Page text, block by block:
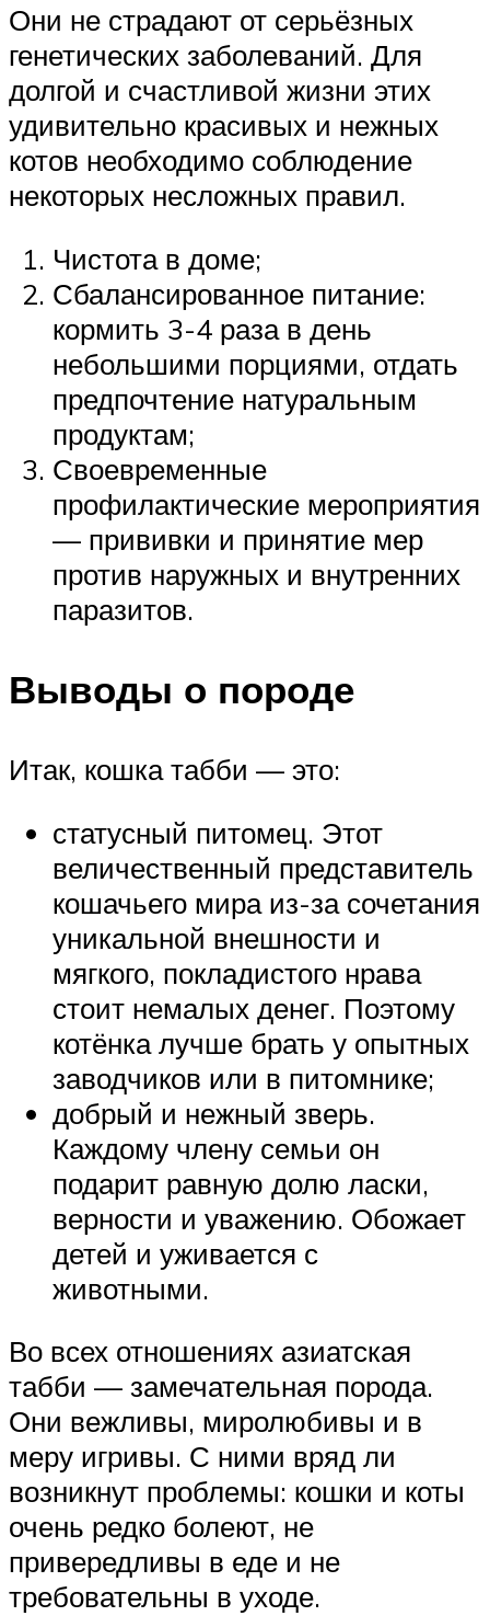
Они не страдают от серьёзных
генетических заболеваний. Для
долгой и счастливой жизни этих
удивительно красивых и нежных
котов необходимо соблюдение
некоторых несложных правил.
Чистота в доме;
Сбалансированное питание:
кормить 3-4 раза в день
небольшими порциями, отдать
предпочтение натуральным
продуктам;
Своевременные
профилактические мероприятия
— прививки и принятие мер
против наружных и внутренних
паразитов.
Выводы о породе
Итак, кошка табби — это:
статусный питомец. Этот
величественный представитель
кошачьего мира из-за сочетания
уникальной внешности и
мягкого, покладистого нрава
стоит немалых денег. Поэтому
котёнка лучше брать у опытных
заводчиков или в питомнике;
добрый и нежный зверь.
Каждому члену семьи он
подарит равную долю ласки,
верности и уважению. Обожает
детей и уживается с
животными.
Во всех отношениях азиатская
табби — замечательная порода.
Они вежливы, миролюбивы и в
меру игривы. С ними вряд ли
возникнут проблемы: кошки и коты
очень редко болеют, не
привередливы в еде и не
требовательны в уходе.